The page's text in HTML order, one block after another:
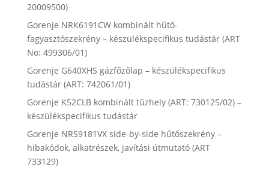
20009500)
Gorenje NRK6191CW kombinált hűtő-
fagyasztószekrény – készülékspecifikus tudástár (ART
No: 499306/01)
Gorenje G640XHS gázfőzőlap – készülékspecifikus
tudástár (ART: 742061/01)
Gorenje K52CLB kombinált tűzhely (ART: 730125/02) –
készülékspecifikus tudástár
Gorenje NRS9181VX side-by-side hűtőszekrény –
hibakódok, alkatrészek, javítási útmutató (ART
733129)